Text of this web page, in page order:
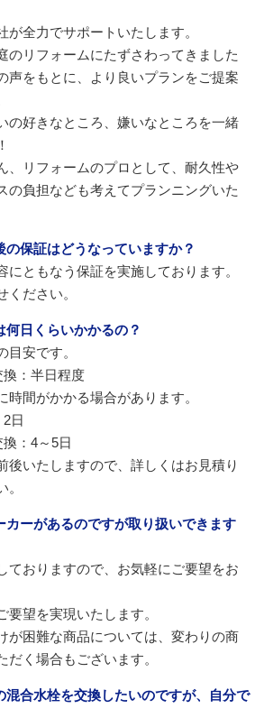
が全力でサポートいたします。
のリフォームにたずさわってきました
声をもとに、より良いプランをご提案
の好きなところ、嫌いなところを一緒
、リフォームのプロとして、耐久性や
の負担なども考えてプランニングいた
保証はどうなっていますか？
にともなう保証を実施しております。
ください。
日くらいかかるの？
目安です。
：半日程度
間がかかる場合があります。
日
：4～5日
後いたしますので、詳しくはお見積り
カーがあるのですが取り扱いできます
ておりますので、お気軽にご要望をお
望を実現いたします。
が困難な商品については、変わりの商
く場合もございます。
混合水栓を交換したいのですが、自分で